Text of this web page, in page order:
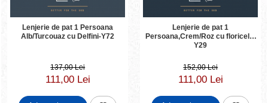
Lenjerie de pat 1 Persoana
Alb/Turcouaz cu Delfini-Y72
137,00 Lei
111,00 Lei
Lenjerie de pat 1
Persoana,Crem/Roz cu floricele-
Y29
152,00 Lei
111,00 Lei